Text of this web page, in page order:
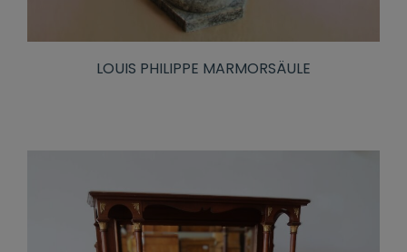
LOUIS PHILIPPE MARMORSÄULE